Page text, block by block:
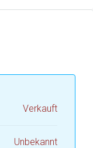
Verkauft
Unbekannt